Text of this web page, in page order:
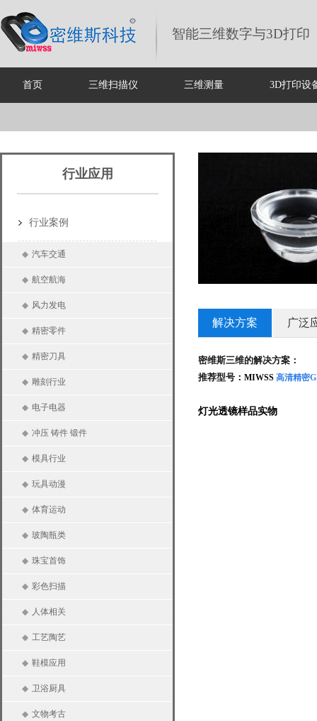
智能三维数字与3D打印
首页 三维扫描仪 三维测量 3D打印设
行业应用
行业案例
◆ 汽车交通
◆ 航空航海
◆ 风力发电
◆ 精密零件
◆ 精密刀具
◆ 雕刻行业
◆ 电子电器
◆ 冲压 铸件 锻件
◆ 模具行业
◆ 玩具动漫
◆ 体育运动
◆ 玻陶瓶类
◆ 珠宝首饰
◆ 彩色扫描
◆ 人体相关
◆ 工艺陶艺
◆ 鞋模应用
◆ 卫浴厨具
◆ 文物考古
解决方案 广泛
密维斯三维的解决方案：
推荐型号： MIWSS 高清精密
灯光透镜样品实物